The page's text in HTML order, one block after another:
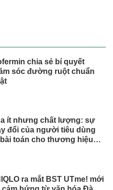
chia sẻ bí quyết
sóc đường ruột chuẩn
ít nhưng chất lượng: sự
đổi của người tiêu dùng
toán cho thương hiệu
ra mắt BST UTme! mới